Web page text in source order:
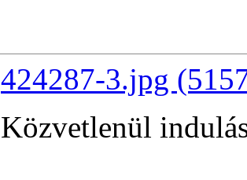
424287-3.jpg
Közvetlenül